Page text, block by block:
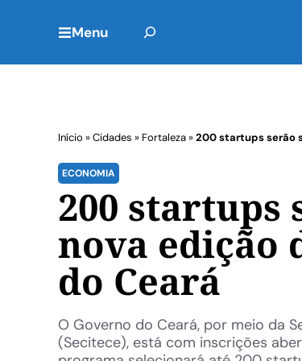
Menu
Início »Cidades » Fortaleza»200 startups serão
ECONOMIA
200 startups
nova edição
do Ceará
O Governo do Ceará, por meio da
(Secitece), está com inscrições